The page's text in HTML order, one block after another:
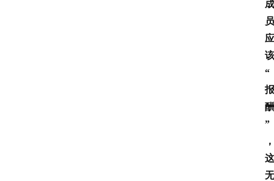
成
员
应
该
“
报
酬
”
，
这
无